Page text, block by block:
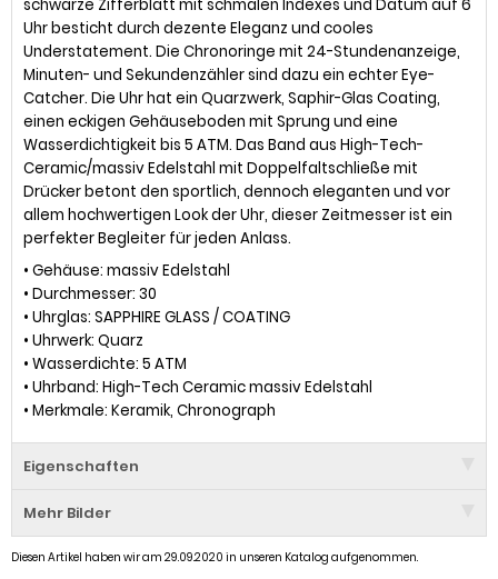
schwarze Zifferblatt mit schmalen Indexes und Datum auf 6
Uhr besticht durch dezente Eleganz und cooles
Understatement. Die Chronoringe mit 24-Stundenanzeige,
Minuten- und Sekundenzähler sind dazu ein echter Eye-
Catcher. Die Uhr hat ein Quarzwerk, Saphir-Glas Coating,
einen eckigen Gehäuseboden mit Sprung und eine
Wasserdichtigkeit bis 5 ATM. Das Band aus High-Tech-
Ceramic/massiv Edelstahl mit Doppelfaltschließe mit
Drücker betont den sportlich, dennoch eleganten und vor
allem hochwertigen Look der Uhr, dieser Zeitmesser ist ein
perfekter Begleiter für jeden Anlass.
• Gehäuse: massiv Edelstahl
• Durchmesser: 30
• Uhrglas: SAPPHIRE GLASS / COATING
• Uhrwerk: Quarz
• Wasserdichte: 5 ATM
• Uhrband: High-Tech Ceramic massiv Edelstahl
• Merkmale: Keramik, Chronograph
Eigenschaften
Mehr Bilder
Diesen Artikel haben wir am 29.09.2020 in unseren Katalog aufgenommen.